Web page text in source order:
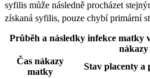
syfilis může následně procházet
získaná syfilis, pouze chybí primární
Průběh a následky infekce matky
nákazy
Čas nákazy
matky
Stav placenty a